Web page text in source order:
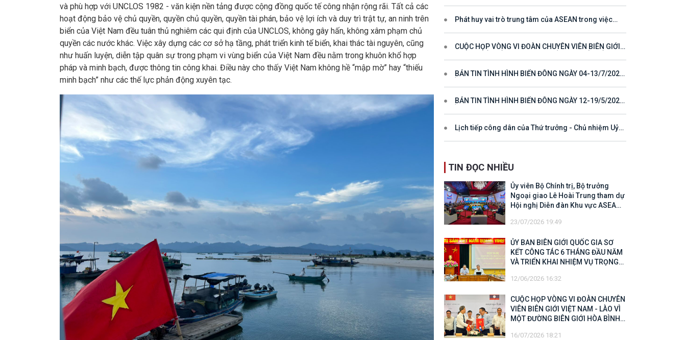
và phù hợp với UNCLOS 1982 - văn kiện nền tảng được cộng đồng quốc tế công nhận rộng rãi. Tất cả các
hoạt động bảo vệ chủ quyền, quyền chủ quyền, quyền tài phán, bảo vệ lợi ích và duy trì trật tự, an ninh trên
biển của Việt Nam đều tuân thủ nghiêm các qui định của UNCLOS, không gây hấn, không xâm phạm chủ
quyền các nước khác. Việc xây dựng các cơ sở hạ tầng, phát triển kinh tế biển, khai thác tài nguyên, cũng
như huấn luyện, diễn tập quân sự trong phạm vi vùng biển của Việt Nam đều nằm trong khuôn khổ hợp
pháp và minh bạch, được thông tin công khai. Điều này cho thấy Việt Nam không hề “mập mờ” hay “thiếu
minh bạch” như các thế lực phản động xuyên tạc.
lần thứ 33
Phát huy vai trò trung tâm của ASEAN trong việc
CUỘC HỌP VÒNG VI ĐOÀN CHUYÊN VIÊN BIÊN GIỚI
HỢP TÁC VÀ PHÁT TRIỂN
BẢN TIN TÌNH HÌNH BIỂN ĐÔNG NGÀY 04-13/7/2026
BẢN TIN TÌNH HÌNH BIỂN ĐÔNG NGÀY 12-19/5/2026
Lịch tiếp công dân của Thứ trưởng - Chủ nhiệm Uỷ
TIN ĐỌC NHIỀU
Ủy viên Bộ Chính trị, Bộ trưởng
Ngoại giao Lê Hoài Trung tham dự
Hội nghị Diễn đàn Khu vực ASEAN
23/07/2026 19:49
ỦY BAN BIÊN GIỚI QUỐC GIA SƠ
KẾT CÔNG TÁC 6 THÁNG ĐẦU NĂM
VÀ TRIỂN KHAI NHIỆM VỤ TRỌNG
12/06/2026 16:32
CUỘC HỌP VÒNG VI ĐOÀN CHUYÊN
VIÊN BIÊN GIỚI VIỆT NAM - LÀO VÌ
MỘT ĐƯỜNG BIÊN GIỚI HÒA BÌNH,
16/07/2026 18:21